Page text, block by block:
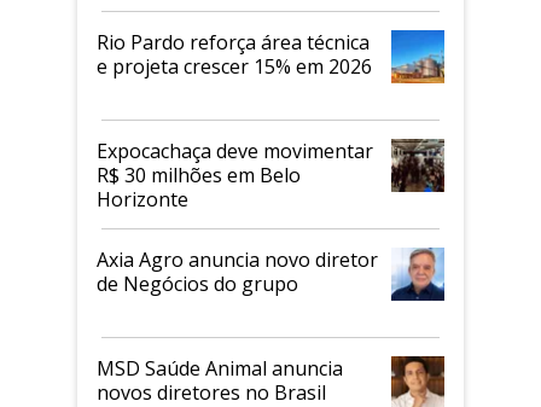
Rio Pardo reforça área técnica
e projeta crescer 15% em 2026
Expocachaça deve movimentar
R$ 30 milhões em Belo
Horizonte
Axia Agro anuncia novo diretor
de Negócios do grupo
MSD Saúde Animal anuncia
novos diretores no Brasil